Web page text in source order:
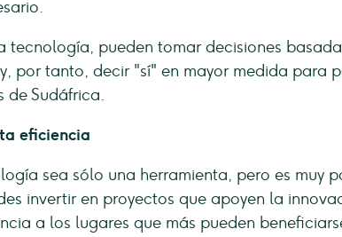
tecnología, pueden tomar decisiones
por tanto, decir "sí" en mayor medida para
de Sudáfrica.
eficiencia
sea sólo una herramienta, pero es muy
invertir en proyectos que apoyen la
a los lugares que más pueden